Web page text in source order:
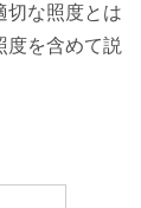
切な照度とは
度を含めて説